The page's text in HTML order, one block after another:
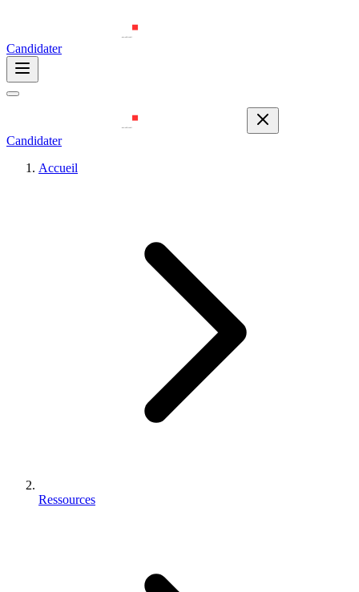
Candidater
Candidater
Accueil
Ressources